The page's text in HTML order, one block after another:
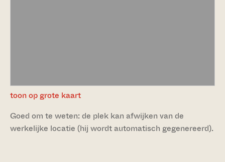
toon op grote kaart
Goed om te weten: de plek kan afwijken van de
werkelijke locatie (hij wordt automatisch gegenereerd).